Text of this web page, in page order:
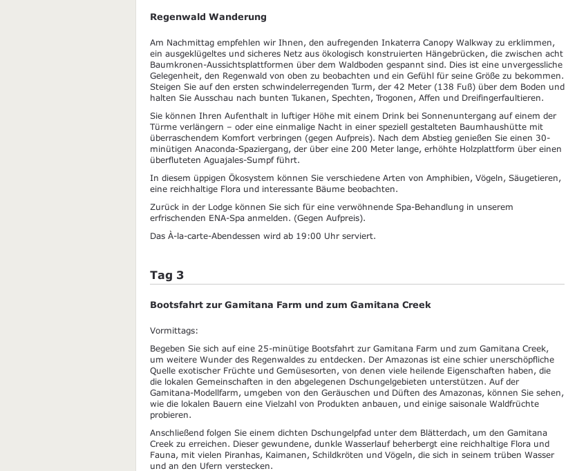
Regenwald Wanderung
Am Nachmittag empfehlen wir Ihnen, den aufregenden Inkaterra Canopy Walkway zu erklimmen,
ein ausgeklügeltes und sicheres Netz aus ökologisch konstruierten Hängebrücken, die zwischen acht
Baumkronen-Aussichtsplattformen über dem Waldboden gespannt sind. Dies ist eine unvergessliche
Gelegenheit, den Regenwald von oben zu beobachten und ein Gefühl für seine Größe zu bekommen.
Steigen Sie auf den ersten schwindelerregenden Turm, der 42 Meter (138 Fuß) über dem Boden und
halten Sie Ausschau nach bunten Tukanen, Spechten, Trogonen, Affen und Dreifingerfaultieren.
Sie können Ihren Aufenthalt in luftiger Höhe mit einem Drink bei Sonnenuntergang auf einem der
Türme verlängern – oder eine einmalige Nacht in einer speziell gestalteten Baumhaushütte mit
überraschendem Komfort verbringen (gegen Aufpreis). Nach dem Abstieg genießen Sie einen 30-
minütigen Anaconda-Spaziergang, der über eine 200 Meter lange, erhöhte Holzplattform über einen
überfluteten Aguajales-Sumpf führt.
In diesem üppigen Ökosystem können Sie verschiedene Arten von Amphibien, Vögeln, Säugetieren,
eine reichhaltige Flora und interessante Bäume beobachten.
Zurück in der Lodge können Sie sich für eine verwöhnende Spa-Behandlung in unserem
erfrischenden ENA-Spa anmelden. (Gegen Aufpreis).
Das À-la-carte-Abendessen wird ab 19:00 Uhr serviert.
Tag 3
Bootsfahrt zur Gamitana Farm und zum Gamitana Creek
Vormittags:
Begeben Sie sich auf eine 25-minütige Bootsfahrt zur Gamitana Farm und zum Gamitana Creek,
um weitere Wunder des Regenwaldes zu entdecken. Der Amazonas ist eine schier unerschöpfliche
Quelle exotischer Früchte und Gemüsesorten, von denen viele heilende Eigenschaften haben, die
die lokalen Gemeinschaften in den abgelegenen Dschungelgebieten unterstützen. Auf der
Gamitana-Modellfarm, umgeben von den Geräuschen und Düften des Amazonas, können Sie sehen,
wie die lokalen Bauern eine Vielzahl von Produkten anbauen, und einige saisonale Waldfrüchte
probieren.
Anschließend folgen Sie einem dichten Dschungelpfad unter dem Blätterdach, um den Gamitana
Creek zu erreichen. Dieser gewundene, dunkle Wasserlauf beherbergt eine reichhaltige Flora und
Fauna, mit vielen Piranhas, Kaimanen, Schildkröten und Vögeln, die sich in seinem trüben Wasser
und an den Ufern verstecken.